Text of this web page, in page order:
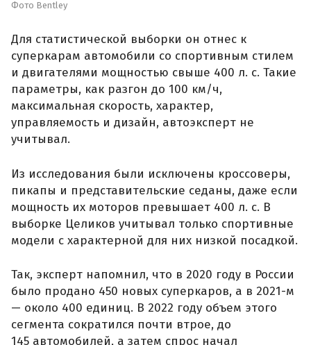
Фото Bentley
Для статистической выборки он отнес к
суперкарам автомобили со спортивным стилем
и двигателями мощностью свыше 400 л. с. Такие
параметры, как разгон до 100 км/ч,
максимальная скорость, характер,
управляемость и дизайн, автоэксперт не
учитывал.
Из исследования были исключены кроссоверы,
пикапы и представительские седаны, даже если
мощность их моторов превышает 400 л. с. В
выборке Целиков учитывал только спортивные
модели с характерной для них низкой посадкой.
Так, эксперт напомнил, что в 2020 году в России
было продано 450 новых суперкаров, а в 2021-м
— около 400 единиц. В 2022 году объем этого
сегмента сократился почти втрое, до
145 автомобилей, а затем спрос начал